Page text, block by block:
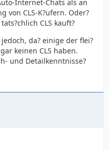
Internet-Chats als an
von CLS-K?ufern. Oder?
CLS kauft?
da? einige der flei?
keinen CLS haben.
und Detailkenntnisse?